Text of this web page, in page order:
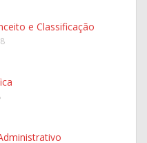
e Classificação